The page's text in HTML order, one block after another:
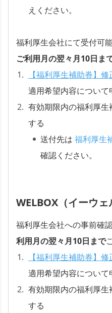
えください。
福利厚生会社にて受付可
ご利用月の翌々月10日ま
【福利厚生補助券】
適用希望内容について
有効期限内の福利厚
する
送付先は 福利厚生
確認ください。
WELBOX（イーウ
福利厚生会社への事前確
利用月の翌々月10日まで
【福利厚生補助券】
適用希望内容について
有効期限内の福利厚
する